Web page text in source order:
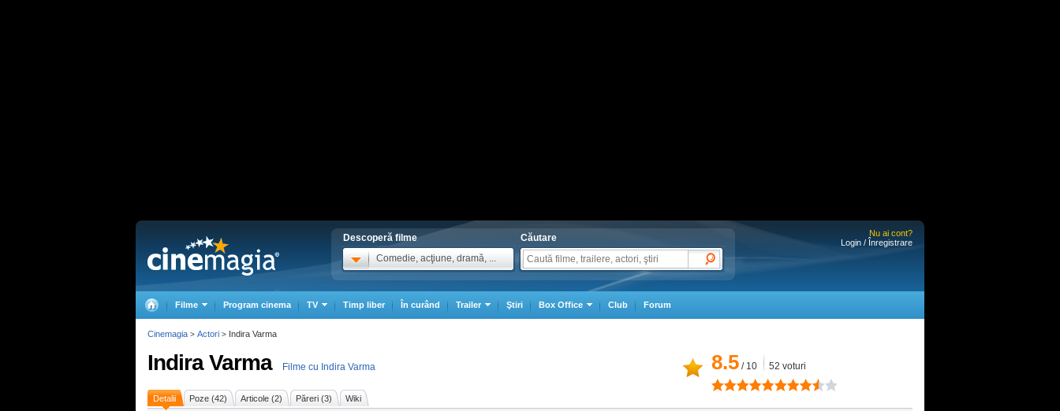
Descoperă filme
Comedie, acţiune, dramă, ...
Căutare
Nu ai cont?
Login / Înregistrare
Filme Program cinema TV Timp liber În curând Trailer Ştiri Box Office Club Forum
Indira Varma Filme cu Indira Varma 8.5 / 10 52 voturi
Detalii Poze (42) Articole (2) Păreri (3) Wiki
Cinemagia > Actori > Indira Varma